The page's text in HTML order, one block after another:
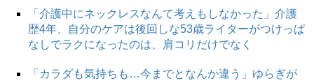
「介護中にネックレスなんて考えもしなかった」介護
歴4年、自分のケアは後回しな53歳ライターがつけっぱ
なしでラクになったのは、肩コリだけでなく
「カラダも気持ちも…今までとなんか違う」ゆらぎが